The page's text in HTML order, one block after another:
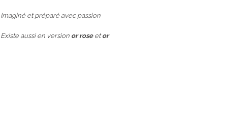
Imaginé et préparé avec passion
Existe aussi en version or roseetor